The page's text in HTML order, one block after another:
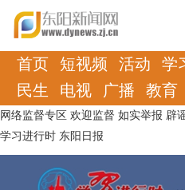
首页 短视频 活动 学
民生
电视 广播 教育
网络监督专区 欢迎监督 如实举报 辟
学习进行时 东阳日报